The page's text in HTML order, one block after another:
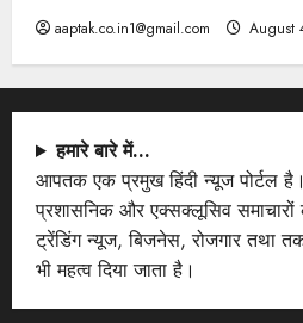
aaptak.co.in1@gmail.com August
हमारे बारे में…
आपतक एक प्रमुख हिंदी न्यूज पोर्टल
प्रशासनिक और एक्सक्लूसिव समाचारों
ट्रेंडिंग न्यूज, बिजनेस, रोजगार तथा
भी महत्व दिया जाता है।